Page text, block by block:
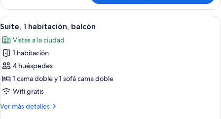
Deluxe
doble
(Exterior)
Abrir
todas
las
fotos
de
Suite,
1
balcón
Una habitación de hotel moderna
9
Suite, 1 habitación, balcón
Vistas a la ciudad
1 habitación
4 huéspedes
1 cama doble y 1 sofá cama doble
Wifi gratis
Ver más detalles
Más